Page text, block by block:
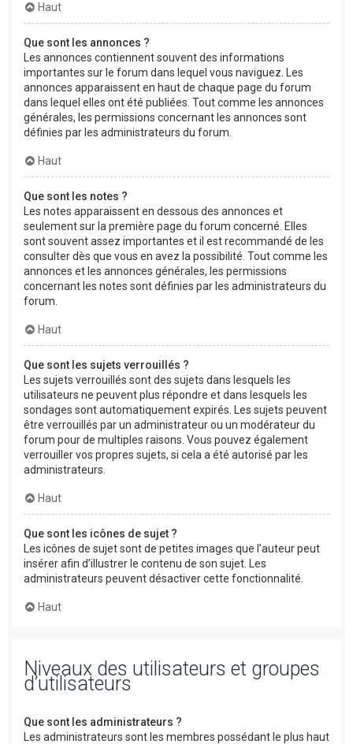
Haut
Que sont les annonces ?
Les annonces contiennent souvent des informations
importantes sur le forum dans lequel vous naviguez. Les
annonces apparaissent en haut de chaque page du forum
dans lequel elles ont été publiées. Tout comme les annonces
générales, les permissions concernant les annonces sont
définies par les administrateurs du forum.
Haut
Que sont les notes ?
Les notes apparaissent en dessous des annonces et
seulement sur la première page du forum concerné. Elles
sont souvent assez importantes et il est recommandé de les
consulter dès que vous en avez la possibilité. Tout comme les
annonces et les annonces générales, les permissions
concernant les notes sont définies par les administrateurs du
forum.
Haut
Que sont les sujets verrouillés ?
Les sujets verrouillés sont des sujets dans lesquels les
utilisateurs ne peuvent plus répondre et dans lesquels les
sondages sont automatiquement expirés. Les sujets peuvent
être verrouillés par un administrateur ou un modérateur du
forum pour de multiples raisons. Vous pouvez également
verrouiller vos propres sujets, si cela a été autorisé par les
administrateurs.
Haut
Que sont les icônes de sujet ?
Les icônes de sujet sont de petites images que l’auteur peut
insérer afin d’illustrer le contenu de son sujet. Les
administrateurs peuvent désactiver cette fonctionnalité.
Haut
Niveaux des utilisateurs et groupes
d’utilisateurs
Que sont les administrateurs ?
Les administrateurs sont les membres possédant le plus haut